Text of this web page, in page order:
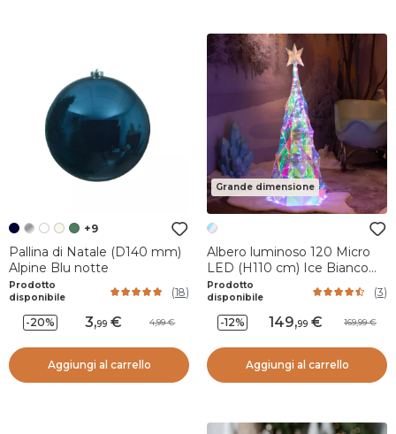
+9
Pallina di Natale (D140 mm)
Alpine Blu notte
Prodotto
disponibile
(18)
-20% 3,99 4,99
Aggiungi al carrello
Grande dimensione
Albero luminoso 120 Micro
LED (H110 cm) Ice Bianco
freddo
Prodotto
disponibile
(3)
-12% 149,99 169,99
Aggiungi al carrello